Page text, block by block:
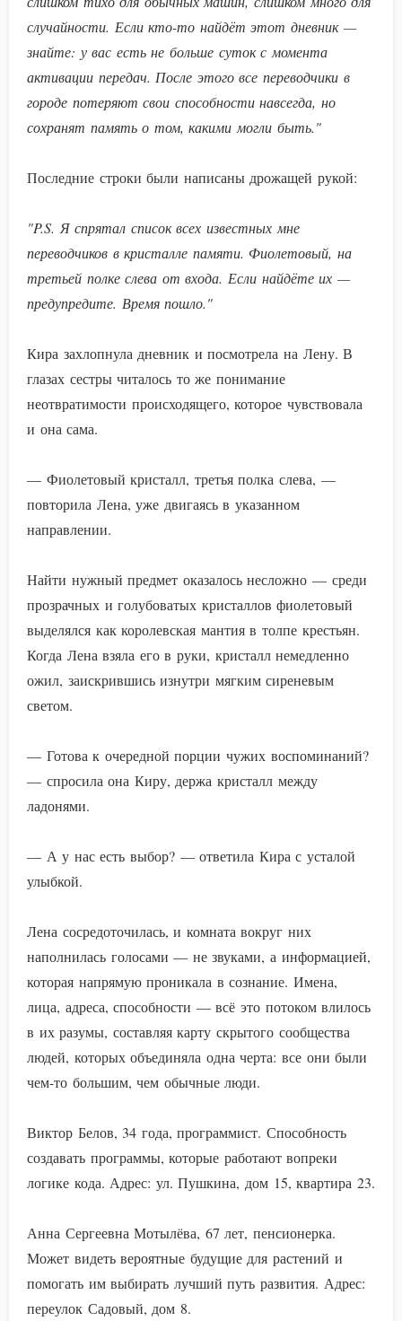
случайности. Если кто-то найдёт этот дневник —
знайте: у вас есть не больше суток с момента
активации передач. После этого все переводчики в
городе потеряют свои способности навсегда, но
сохранят память о том, какими могли быть."
Последние строки были написаны дрожащей рукой:
"P.S. Я спрятал список всех известных мне
переводчиков в кристалле памяти. Фиолетовый, на
третьей полке слева от входа. Если найдёте их —
предупредите. Время пошло."
Кира захлопнула дневник и посмотрела на Лену. В
глазах сестры читалось то же понимание
неотвратимости происходящего, которое чувствовала
и она сама.
— Фиолетовый кристалл, третья полка слева, —
повторила Лена, уже двигаясь в указанном
направлении.
Найти нужный предмет оказалось несложно — среди
прозрачных и голубоватых кристаллов фиолетовый
выделялся как королевская мантия в толпе крестьян.
Когда Лена взяла его в руки, кристалл немедленно
ожил, заискрившись изнутри мягким сиреневым
светом.
— Готова к очередной порции чужих воспоминаний?
— спросила она Киру, держа кристалл между
ладонями.
— А у нас есть выбор? — ответила Кира с усталой
улыбкой.
Лена сосредоточилась, и комната вокруг них
наполнилась голосами — не звуками, а информацией,
которая напрямую проникала в сознание. Имена,
лица, адреса, способности — всё это потоком влилось
в их разумы, составляя карту скрытого сообщества
людей, которых объединяла одна черта: все они были
чем-то большим, чем обычные люди.
Виктор Белов, 34 года, программист. Способность
создавать программы, которые работают вопреки
логике кода. Адрес: ул. Пушкина, дом 15, квартира 23.
Анна Сергеевна Мотылёва, 67 лет, пенсионерка.
Может видеть вероятные будущие для растений и
помогать им выбирать лучший путь развития. Адрес:
переулок Садовый, дом 8.